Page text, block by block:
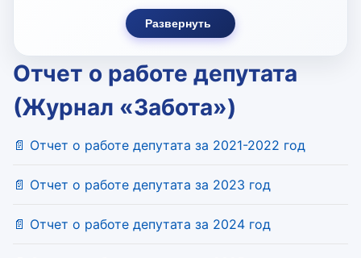
специальность «машины и аппараты пищевых
производств», Всесоюзный ордена «Знак Почета»
финансово-экономический институт, г. Омск (1992
г.), квалификация «экономист
«планирование промышленности».
Кандидатская диссертация по специальности
проектирования схем расположения объектов
Трудовая деятельность
1984 - 1991 г.г. - главный механик Омского
1985 - 1986 г.г. служба в Вооруженных силах СССР
Развернуть
Отчет о работе депутата
(Журнал «Забота»)
📄 Отчет о работе депутата за 2021-2022 год
📄 Отчет о работе депутата за 2023 год
📄 Отчет о работе депутата за 2024 год